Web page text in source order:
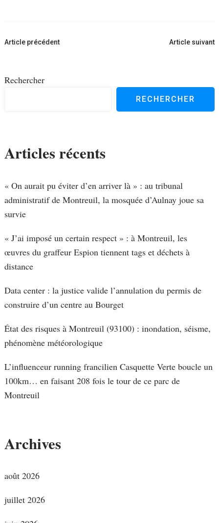
Navigation
Article précédent Article suivant
Rechercher
RECHERCHER
Articles récents
« On aurait pu éviter d’en arriver là » : au tribunal
administratif de Montreuil, la mosquée d’Aulnay joue sa
survie
« J’ai imposé un certain respect » : à Montreuil, les
œuvres du graffeur Espion tiennent tags et déchets à
distance
Data center : la justice valide l’annulation du permis de
construire d’un centre au Bourget
État des risques à Montreuil (93100) : inondation, séisme,
phénomène météorologique
L’influenceur running francilien Casquette Verte boucle un
100km… en faisant 208 fois le tour de ce parc de
Montreuil
Archives
août 2026
juillet 2026